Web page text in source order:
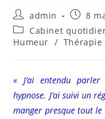
Auteur/autrice
de
la
publication :
admin
publiée :
8
Post
category:
Cabinet
Humeur / Thérapie
« J’ai entendu parler
hypnose. J’ai suivi un
manger presque tout le